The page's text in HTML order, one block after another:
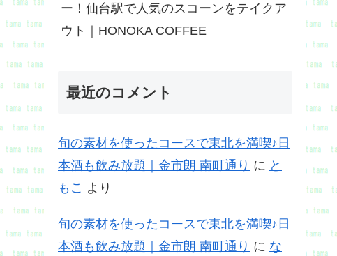
ー！仙台駅で人気のスコーンをテイクア
ウト｜HONOKA COFFEE
最近のコメント
旬の素材を使ったコースで東北を満喫♪日
本酒も飲み放題｜金市朗 南町通り に と
もこ より
旬の素材を使ったコースで東北を満喫♪日
本酒も飲み放題｜金市朗 南町通り に な